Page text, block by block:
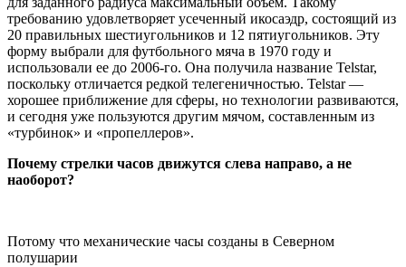
требованию удовлетворяет усеченный икосаэдр, состоящий из
20 правильных шестиугольников и 12 пятиугольников. Эту
форму выбрали для футбольного мяча в 1970 году и
использовали ее до 2006-го. Она получила название Telstar,
поскольку отличается редкой телегеничностью. Telstar —
хорошее приближение для сферы, но технологии развиваются,
и сегодня уже пользуются другим мячом, составленным из
«турбинок» и «пропеллеров».
Почему стрелки часов движутся слева направо, а не
наоборот?
Потому что механические часы созданы в Северном
полушарии